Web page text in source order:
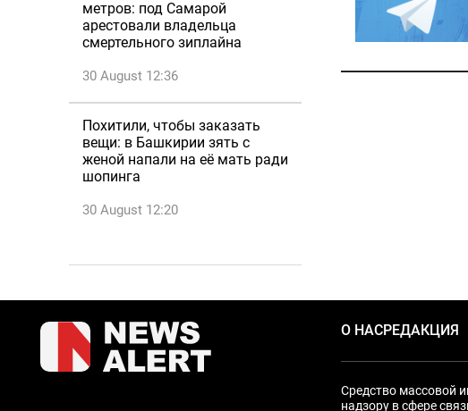
метров: под Самарой
арестовали владельца
смертельного зиплайна
30 August 12:36
Похитили, чтобы заказать
вещи: в Башкирии зять с
женой напали на её мать ради
шопинга
30 August 12:20
О НАСРЕДАКЦИЯ
Средство массовой
надзору в сфере